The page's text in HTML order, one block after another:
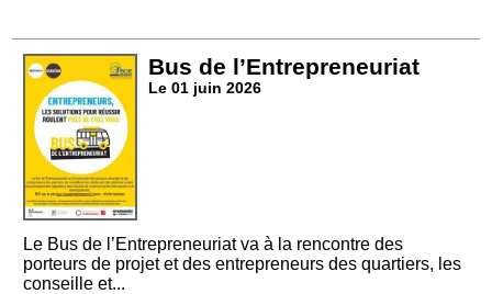
Bus de l’Entrepreneuriat
Le 01 juin 2026
Le Bus de l’Entrepreneuriat va à la rencontre des
porteurs de projet et des entrepreneurs des quartiers, les
conseille et...